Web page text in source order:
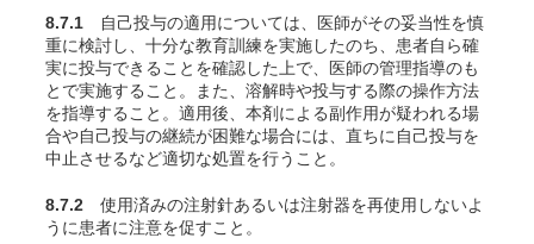
8.7.1 自己投与の適用については、医師がその妥当性を慎
重に検討し、十分な教育訓練を実施したのち、患者自ら確
実に投与できることを確認した上で、医師の管理指導のも
とで実施すること。また、溶解時や投与する際の操作方法
を指導すること。適用後、本剤による副作用が疑われる場
合や自己投与の継続が困難な場合には、直ちに自己投与を
中止させるなど適切な処置を行うこと。
8.7.2 使用済みの注射針あるいは注射器を再使用しないよ
うに患者に注意を促すこと。